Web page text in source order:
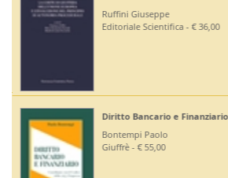
Ruffini Giuseppe
Editoriale Scientifica - € 36,00
Diritto Bancario e Finanziario
Bontempi Paolo
Giuffrè - € 55,00